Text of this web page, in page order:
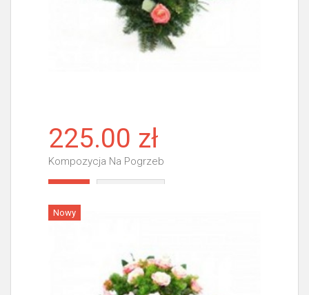
225.00 zł
Kompozycja Na Pogrzeb
Nowy